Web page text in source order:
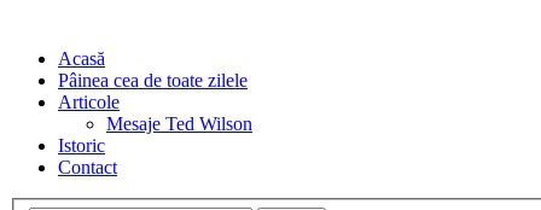
Acasă
Pâinea cea de toate zilele
Articole
Mesaje Ted Wilson
Istoric
Contact